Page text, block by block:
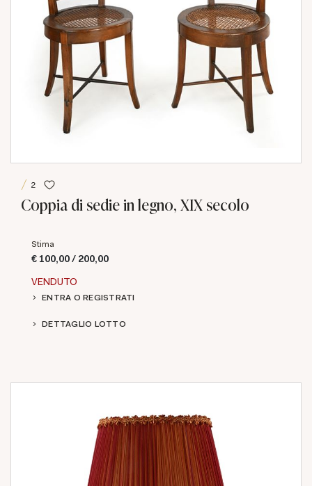
2
Coppia di sedie in legno, XIX secolo
Stima
€ 100,00 / 200,00
VENDUTO
ENTRA O REGISTRATI
DETTAGLIO LOTTO